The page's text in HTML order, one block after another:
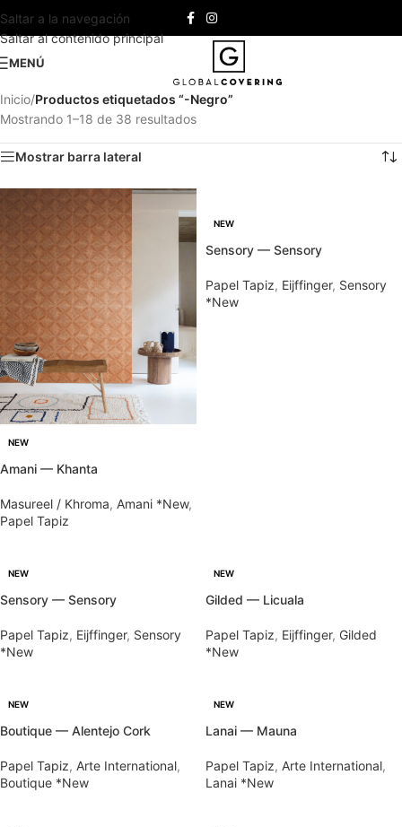
Saltar a la navegación
Saltar al contenido principal
MENÚ
Inicio/Productos etiquetados “-Negro”
Mostrando 1–18 de 38 resultados
Mostrar barra lateral
NEW
Amani — Khanta
Masureel / Khroma, Amani *New,
Papel Tapiz
NEW
Sensory — Sensory
Papel Tapiz, Eijffinger, Sensory
*New
NEW
Sensory — Sensory
Papel Tapiz, Eijffinger, Sensory
*New
NEW
Gilded — Licuala
Papel Tapiz, Eijffinger, Gilded
*New
NEW
Boutique — Alentejo Cork
Papel Tapiz, Arte International,
Boutique *New
NEW
Lanai — Mauna
Papel Tapiz, Arte International,
Lanai *New